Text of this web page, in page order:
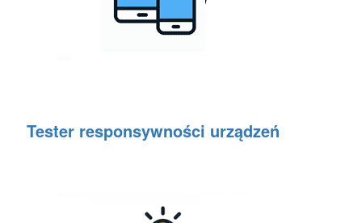
Tester responsywności urządzeń